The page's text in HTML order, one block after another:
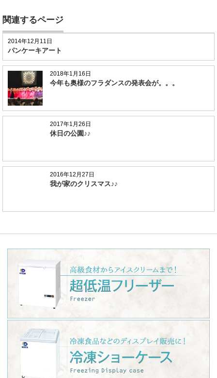
関連するページ
2014年12月11日
パンケーキアート
2018年1月16日
今年も奥様のフラダンスの発表会が。。。
2017年1月26日
休日の公園♪♪
2016年12月27日
我が家のクリスマス♪♪